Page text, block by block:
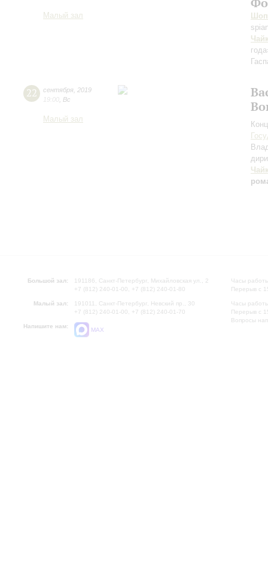
Малый зал
22 сентября 2019
19:00 Вс
Малый зал
Большой зал:
191186, Санкт-Петербург, Михайловская ул., 2
+7 (812) 240-01-00, +7 (812) 240-01-80
Малый зал:
191011, Санкт-Петербург, Невский пр., 30
+7 (812) 240-01-00, +7 (812) 240-01-70
Напишите нам:
MAX
Часы
Перерыв с
Часы
Перерыв с
Вопросы